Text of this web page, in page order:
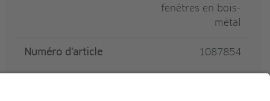
fenêtres en bois-
métal
Numéro d'article 1087854